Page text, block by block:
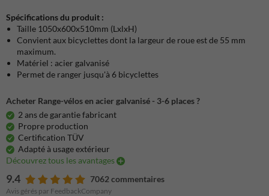
Spécifications du produit :
Taille 1050x600x510mm (LxlxH)
Convient aux bicyclettes dont la largeur de roue est de 55 mm
maximum.
Matériel : acier galvanisé
Permet de ranger jusqu'à 6 bicyclettes
Acheter Range-vélos en acier galvanisé - 3-6 places ?
2 ans de garantie fabricant
Propre production
Certification TÜV
Adapté à usage extérieur
Découvrez tous les avantages
9.4 7062 commentaires
Avis gérés par FeedbackCompany